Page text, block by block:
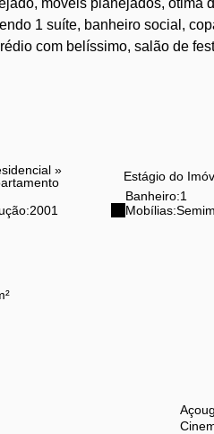
móveis planejados, ótima
1 suíte, banheiro social,
com belíssimo, salão de
»
Estágio do
Banheiro:1
2001 Mobílias: